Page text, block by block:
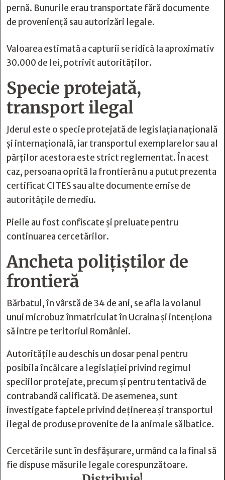
pernă. Bunurile erau transportate fără documente
de proveniență sau autorizări legale.
Valoarea estimată a capturii se ridică la aproximativ
30.000 de lei, potrivit autorităților.
Specie protejată,
transport ilegal
Jderul este o specie protejată de legislația națională
și internațională, iar transportul exemplarelor sau al
părților acestora este strict reglementat. În acest
caz, persoana oprită la frontieră nu a putut prezenta
certificat CITES sau alte documente emise de
autoritățile de mediu.
Pieile au fost confiscate și preluate pentru
continuarea cercetărilor.
Ancheta polițiștilor de
frontieră
Bărbatul, în vârstă de 34 de ani, se afla la volanul
unui microbuz înmatriculat în Ucraina și intenționa
să intre pe teritoriul României.
Autoritățile au deschis un dosar penal pentru
posibila încălcare a legislației privind regimul
speciilor protejate, precum și pentru tentativă de
contrabandă calificată. De asemenea, sunt
investigate faptele privind deținerea și transportul
ilegal de produse provenite de la animale sălbatice.
Cercetările sunt în desfășurare, urmând ca la final să
fie dispuse măsurile legale corespunzătoare.